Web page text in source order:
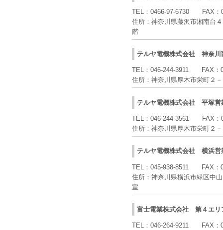
TEL： 0466-97-6730 FAX：
住所： 神奈川県藤沢市湘南台
階
テルヤ電機株式会社 神奈川
TEL： 046-244-3911 FAX：
住所： 神奈川県厚木市栄町２
テルヤ電機株式会社 平塚営
TEL： 046-244-3561 FAX：
住所： 神奈川県厚木市栄町２
テルヤ電機株式会社 横浜営
TEL： 045-938-8511 FAX：
住所： 神奈川県横浜市緑区中
室
富士電業株式会社 第４エリ
TEL： 046-264-9211 FAX：